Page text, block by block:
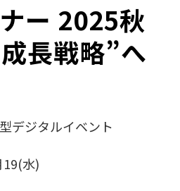
ー 2025秋
長戦略”へ
デジタルイベント
水)